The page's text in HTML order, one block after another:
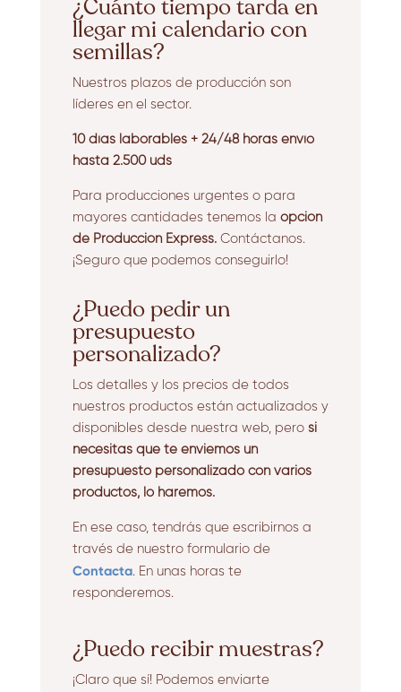
¿Cuánto tiempo tarda en
llegar mi calendario con
semillas?
Nuestros plazos de producción son
líderes en el sector.
10 días laborables + 24/48 horas envío
hasta 2.500 uds
Para producciones urgentes o para
mayores cantidades tenemos la opción
de Producción Express.Contáctanos.
¡Seguro que podemos conseguirlo!
¿Puedo pedir un
presupuesto
personalizado?
Los detalles y los precios de todos
nuestros productos están actualizados y
disponibles desde nuestra web, pero si
necesitas que te enviemos un
presupuesto personalizado con varios
productos, lo haremos.
En ese caso, tendrás que escribirnos a
través de nuestro formulario de
Contacta. En unas horas te
responderemos.
¿Puedo recibir muestras?
¡Claro que sí! Podemos enviarte